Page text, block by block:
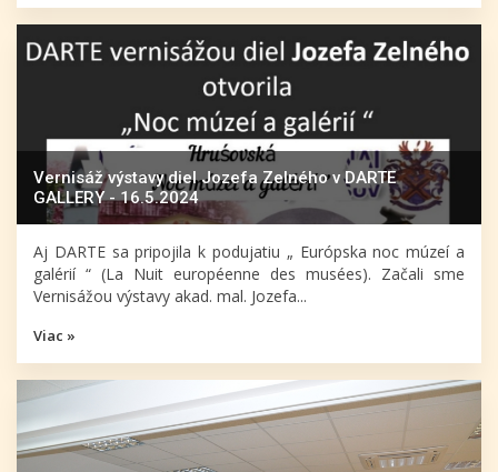
Vernisáž výstavy diel Jozefa Zelného v DARTE
GALLERY - 16.5.2024
Aj DARTE sa pripojila k podujatiu „ Európska noc múzeí a
galérií “ (La Nuit européenne des musées). Začali sme
Vernisážou výstavy akad. mal. Jozefa...
Viac »